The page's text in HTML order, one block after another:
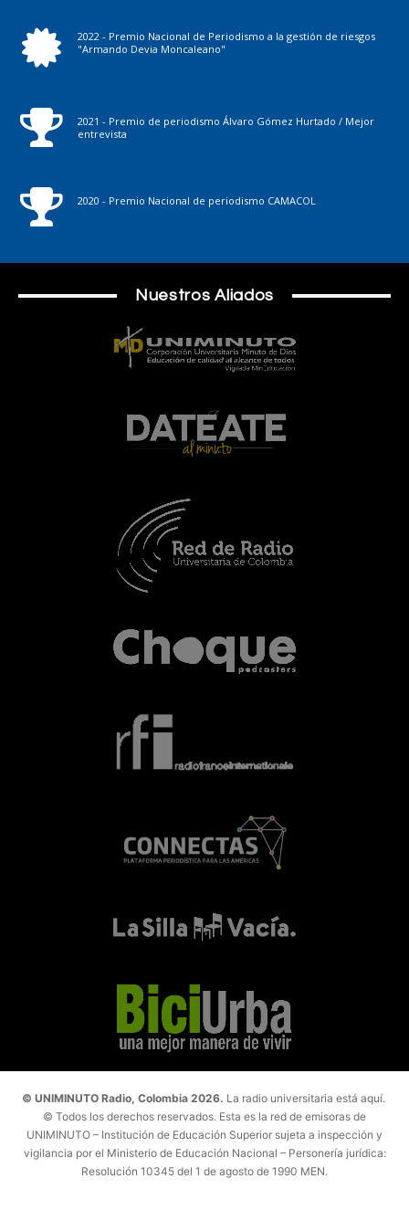
2022 - Premio Nacional de Periodismo a la gestión de riesgos
"Armando Devia Moncaleano"
2021 - Premio de periodismo Álvaro Gómez Hurtado / Mejor
entrevista
2020 - Premio Nacional de periodismo CAMACOL
Nuestros Aliados
© UNIMINUTO Radio, Colombia 2026. La radio universitaria está aquí.
© Todos los derechos reservados. Esta es la red de emisoras de
UNIMINUTO – Institución de Educación Superior sujeta a inspección y
vigilancia por el Ministerio de Educación Nacional – Personería jurídica:
Resolución 10345 del 1 de agosto de 1990 MEN.